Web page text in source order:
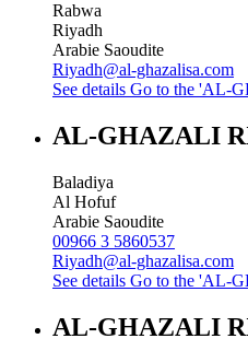
Rabwa
Riyadh
Arabie Saoudite
Riyadh@al-ghazalisa.com
See details Go to the 'AL-
AL-GHAZALI
Baladiya
Al Hofuf
Arabie Saoudite
00966 3 5860537
Riyadh@al-ghazalisa.com
See details Go to the 'AL-
AL-GHAZALI